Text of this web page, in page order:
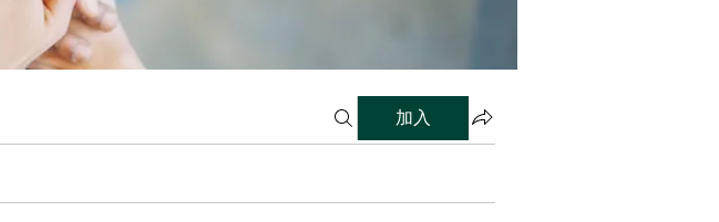
加入